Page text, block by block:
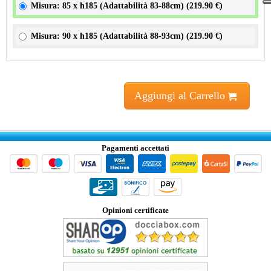
Misura: 85 x h185 (Adattabilità 83-88cm) (219.90 €)
Misura: 90 x h185 (Adattabilità 88-93cm) (219.90 €)
Aggiungi al Carrello
Pagamenti accettati
Opinioni certificate